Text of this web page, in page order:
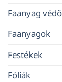
Faanyag
Faanyagok
Festékek
Fóliák